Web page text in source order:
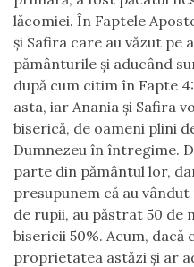
lăcomiei. În Faptele
şi Safira care au văzut pe
pământurile şi aducând
după cum citim în Fapte
asta, iar Anania şi Safira
biserică, de oameni plini
Dumnezeu în întregime.
parte din pământul lor,
presupunem că au vândut
de rupii, au păstrat 50 de
bisericii 50%. Acum, dacă
proprietatea astăzi şi ar